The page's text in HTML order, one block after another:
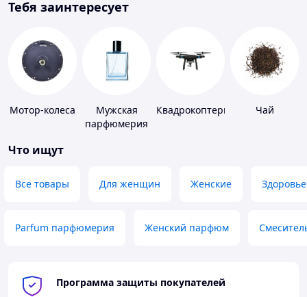
Тебя заинтересует
Мотор-колеса
Мужская
парфюмерия
Квадрокоптеры
Чай
Что ищут
Все товары Для женщин Женские Здоровье
Parfum парфюмерия Женский парфюм
Программа защиты покупателей